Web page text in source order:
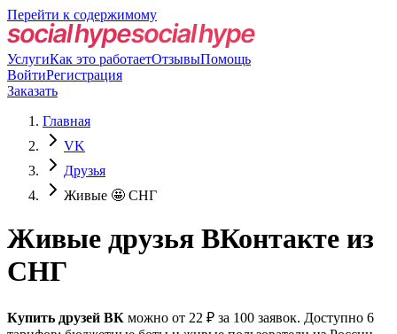
Перейти к содержимому
УслугиКак это работаетОтзывыПомощь
ВойтиРегистрация
Заказать
Главная
VK
Друзья
Живые 🤩 СНГ
Живые друзья ВКонтакте из
СНГ
Купить друзей ВК можно от 22 ₽ за 100 заявок. Доступно 6